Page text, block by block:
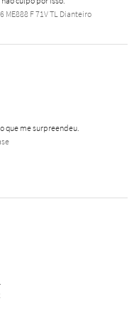
F 71V TL Dianteiro
que me surpreendeu.